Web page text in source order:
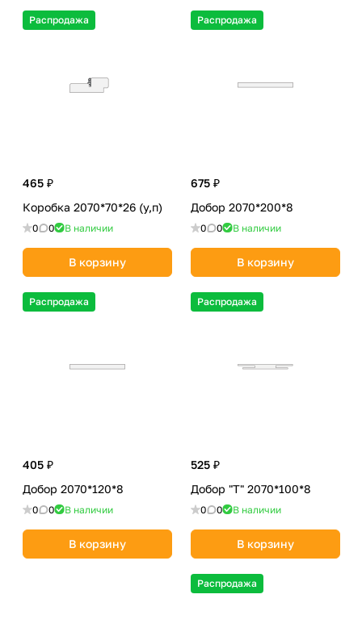
Распродажа
465 ₽
Коробка 2070*70*26 (у,п)
0 0 В наличии
В корзину
Распродажа
675 ₽
Добор 2070*200*8
0 0 В наличии
В корзину
Распродажа
405 ₽
Добор 2070*120*8
0 0 В наличии
В корзину
Распродажа
525 ₽
Добор "Т" 2070*100*8
0 0 В наличии
В корзину
Распродажа